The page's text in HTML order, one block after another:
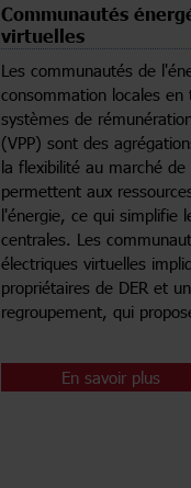
Communautés
virtuelles
Les communautés de
consommation locales
systèmes de
(VPP) sont des
la flexibilité au marché
permettent aux
l'énergie, ce qui simplifie
centrales. Les
électriques virtuelles
propriétaires de DER et
regroupement, qui
En savoir plus